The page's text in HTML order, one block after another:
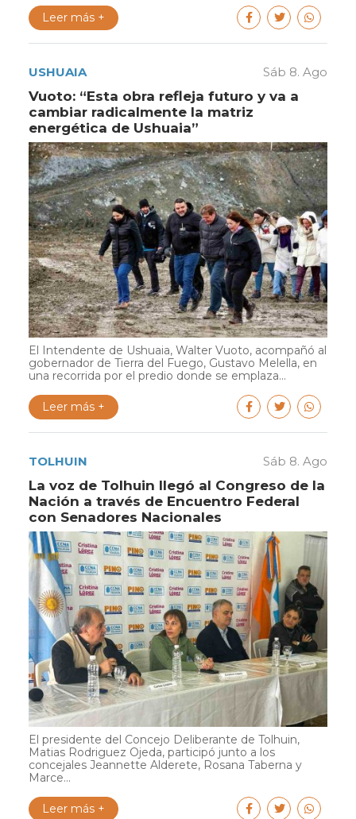
Leer más +
USHUAIA Sáb 8. Ago
Vuoto: “Esta obra refleja futuro y va a
cambiar radicalmente la matriz
energética de Ushuaia”
El Intendente de Ushuaia, Walter Vuoto, acompañó al
gobernador de Tierra del Fuego, Gustavo Melella, en
una recorrida por el predio donde se emplaza...
Leer más +
TOLHUIN Sáb 8. Ago
La voz de Tolhuin llegó al Congreso de la
Nación a través de Encuentro Federal
con Senadores Nacionales
El presidente del Concejo Deliberante de Tolhuin,
Matias Rodriguez Ojeda, participó junto a los
concejales Jeannette Alderete, Rosana Taberna y
Marce...
Leer más +